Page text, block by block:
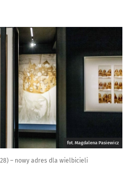
fot. Magdalena Pasiewicz
– nowy adres dla wielbicieli